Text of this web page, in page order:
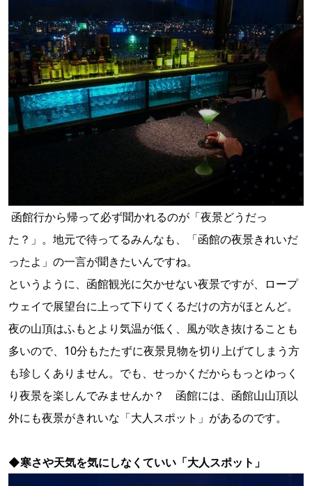
函館行から帰って必ず聞かれるのが「夜景どうだっ
た？」。地元で待ってるみんなも、「函館の夜景きれいだ
ったよ」の一言が聞きたいんですね。
というように、函館観光に欠かせない夜景ですが、ロープ
ウェイで展望台に上って下りてくるだけの方がほとんど。
夜の山頂はふもとより気温が低く、風が吹き抜けることも
多いので、10分もたたずに夜景見物を切り上げてしまう方
も珍しくありません。でも、せっかくだからもっとゆっく
り夜景を楽しんでみませんか？ 函館には、函館山山頂以
外にも夜景がきれいな「大人スポット」があるのです。
◆寒さや天気を気にしなくていい「大人スポット」